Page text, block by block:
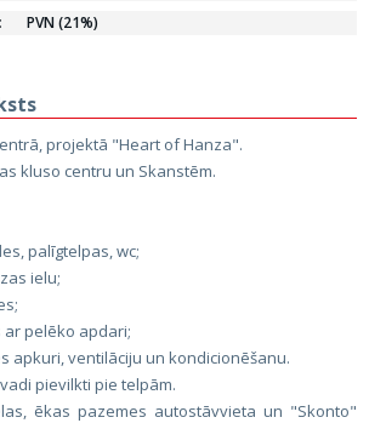
PVN (21%)
projektā "Heart of Hanza".
kluso centru un Skanstēm.
palīgtelpas, wc;
ielu;
pelēko apdari;
apkuri, ventilāciju un kondicionēšanu.
pievilkti pie telpām.
ēkas pazemes autostāvvieta un "Skonto"